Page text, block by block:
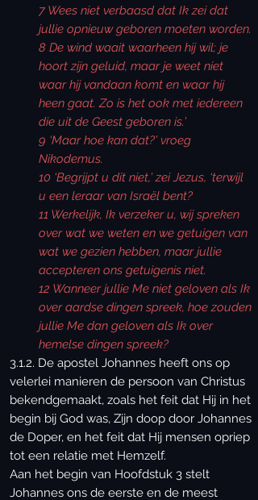
7 Wees niet verbaasd dat Ik zei dat
jullie opnieuw geboren moeten worden.
8 De wind waait waarheen hij wil; je
hoort zijn geluid, maar je weet niet
waar hij vandaan komt en waar hij
heen gaat. Zo is het ook met iedereen
die uit de Geest geboren is.’
9 ‘Maar hoe kan dat?’ vroeg
Nikodemus.
10 ‘Begrijpt u dit niet,’ zei Jezus, ‘terwijl
u een leraar van Israël bent?
11 Werkelijk, Ik verzeker u, wij spreken
over wat we weten en we getuigen van
wat we gezien hebben, maar jullie
accepteren ons getuigenis niet.
12 Wanneer jullie Me niet geloven als Ik
over aardse dingen spreek, hoe zouden
jullie Me dan geloven als Ik over
hemelse dingen spreek?
3.1.2. De apostel Johannes heeft ons op
velerlei manieren de persoon van Christus
bekendgemaakt, zoals het feit dat Hij in het
begin bij God was, Zijn doop door Johannes
de Doper, en het feit dat Hij mensen opriep
tot een relatie met Hemzelf.
Aan het begin van Hoofdstuk 3 stelt
Johannes ons de eerste en de meest